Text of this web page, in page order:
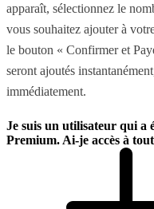
apparaît, sélectionnez le
vous souhaitez ajouter à
le bouton « Confirmer et
seront ajoutés
immédiatement.
Je suis un utilisateur qui a
Premium. Ai-je accès à